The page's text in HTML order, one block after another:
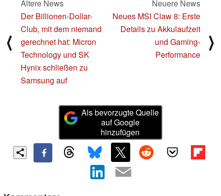
⟨
Ältere News
Der Billionen-Dollar-
Club, mit dem niemand
gerechnet hat: Micron
Technology und SK
Hynix schließen zu
Samsung auf
Neuere News
Neues MSI Claw 8: Erste
Details zu Akkulaufzeit
und Gaming-
Performance
⟩
Als bevorzugte Quelle
auf Google
hinzufügen